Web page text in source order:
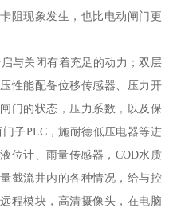
阻现象发生，也比电动闸门更
与关闭有着充足的动力；双层
性能配备位移传感器、压力开
门的状态，压力系数，以及保
子PLC，施耐德低压电器等进
位计、雨量传感器，COD水质
截流井内的各种情况，给与控
程模块，高清摄像头，在电脑